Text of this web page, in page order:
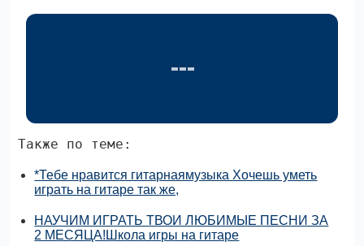
Также по теме:
*Тебе нравится гитарнаямузыка Хочешь уметь
играть на гитаре так же,
НАУЧИМ ИГРАТЬ ТВОИ ЛЮБИМЫЕ ПЕСНИ ЗА
2 МЕСЯЦА!Школа игры на гитаре